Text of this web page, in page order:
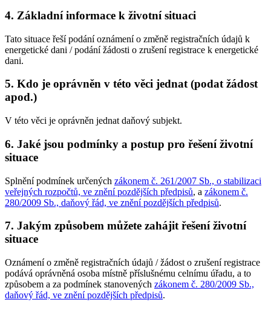
4. Základní informace k životní situaci
Tato situace řeší podání oznámení o změně registračních údajů k
energetické dani / podání žádosti o zrušení registrace k energetické
dani.
5. Kdo je oprávněn v této věci jednat (podat žádost
apod.)
V této věci je oprávněn jednat daňový subjekt.
6. Jaké jsou podmínky a postup pro řešení životní
situace
Splnění podmínek určených zákonem č. 261/2007 Sb., o stabilizaci
veřejných rozpočtů, ve znění pozdějších předpisů, a zákonem č.
280/2009 Sb., daňový řád, ve znění pozdějších předpisů.
7. Jakým způsobem můžete zahájit řešení životní
situace
Oznámení o změně registračních údajů / žádost o zrušení registrace
podává oprávněná osoba místně příslušnému celnímu úřadu, a to
způsobem a za podmínek stanovených zákonem č. 280/2009 Sb.,
daňový řád, ve znění pozdějších předpisů.